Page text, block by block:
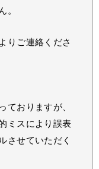
。
よりご連絡くださ
ておりますが、
ミスにより誤表
させていただく